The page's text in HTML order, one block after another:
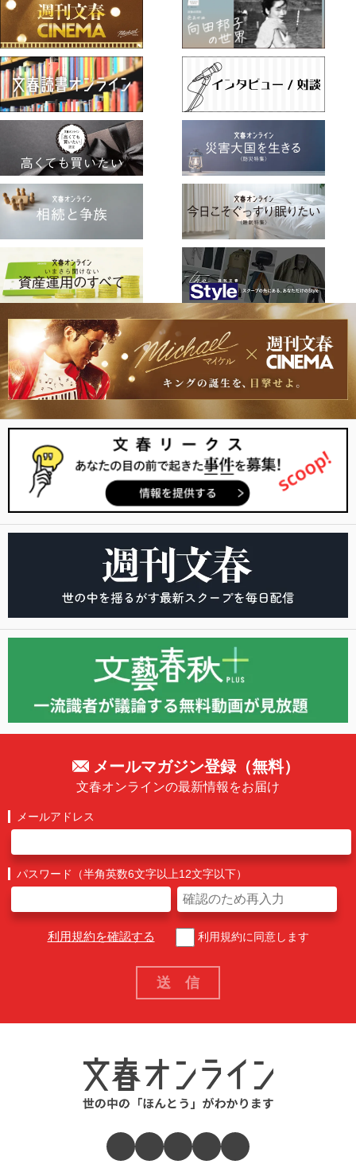
メールマガジン登録（無料）
文春オンラインの最新情報をお届け
メールアドレス
パスワード（半角英数6文字以上12文字以下）
利用規約を確認する 利用規約に同意します